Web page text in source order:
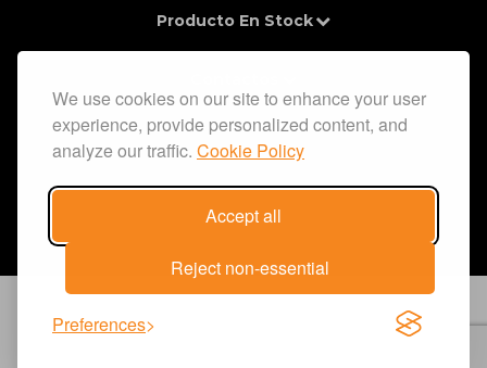
We use cookies on our site to enhance your user
experience, provide personalized content, and
analyze our traffic. Cookie Policy
Accept all
Reject non-essential
Preferences
Producto En Stock
Información